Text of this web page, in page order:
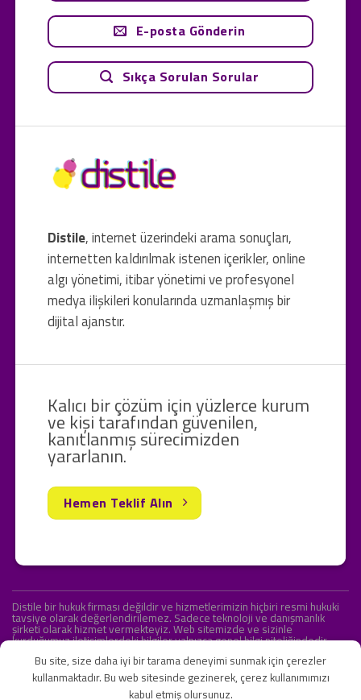
Distile, internet üzerindeki arama sonuçları,
internetten kaldırılmak istenen içerikler, online
algı yönetimi, itibar yönetimi ve profesyonel
medya ilişkileri konularında uzmanlaşmış bir
dijital ajanstır.
E-posta Gönderin
Sıkça Sorulan Sorular
Kalıcı bir çözüm için yüzlerce kurum
ve kişi tarafından güvenilen,
kanıtlanmış sürecimizden
yararlanın.
Hemen Teklif Alın
Distile bir hukuk firması değildir ve hizmetlerimizin hiçbiri resmi hukuki
tavsiye olarak değerlendirilemez. Sadece teknoloji ve danışmanlık
şirketi olarak hizmet vermekteyiz. Web sitemizde ve sizinle
kurduğumuz iletişimlerdeki bilgiler yalnızca genel bilgi niteliğindedir.
Bu site, size daha iyi bir tarama deneyimi sunmak için çerezler
kullanmaktadır. Bu web sitesinde gezinerek, çerez kullanımımızı
kabul etmiş olursunuz.